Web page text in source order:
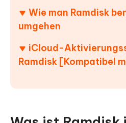
Wie man Ramdisk
umgehen
iCloud-
Ramdisk [Kompatibel